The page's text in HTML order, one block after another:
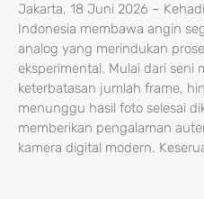
Jakarta, 18 Juni 2026 –
Indonesia membawa angin
analog yang merindukan
eksperimental. Mulai dari seni
keterbatasan jumlah frame,
menunggu hasil foto selesai
memberikan pengalaman
kamera digital modern.